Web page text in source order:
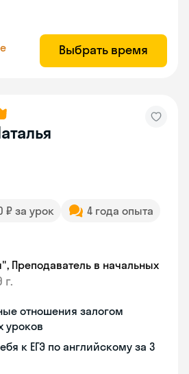
Выбрать время
₽ за урок
4 года опыта
Преподаватель в начальных
г.
отношения залогом
уроков
к ЕГЭ по английскому за 3